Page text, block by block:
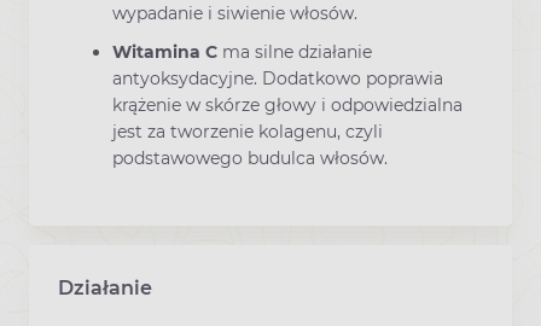
wypadanie i siwienie włosów.
Witamina C ma silne działanie
antyoksydacyjne. Dodatkowo poprawia
krążenie w skórze głowy i odpowiedzialna
jest za tworzenie kolagenu, czyli
podstawowego budulca włosów.
Działanie